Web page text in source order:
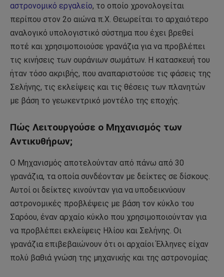
αστρονομικό εργαλείο, το οποίο χρονολογείται
περίπου στον 2ο αιώνα π.Χ. Θεωρείται το αρχαιότερο
αναλογικό υπολογιστικό σύστημα που έχει βρεθεί
ποτέ και χρησιμοποιούσε γρανάζια για να προβλέπει
τις κινήσεις των ουράνιων σωμάτων. Η κατασκευή του
ήταν τόσο ακριβής, που αναπαριστούσε τις φάσεις της
Σελήνης, τις εκλείψεις και τις θέσεις των πλανητών
με βάση το γεωκεντρικό μοντέλο της εποχής.
Πώς Λειτουργούσε ο Μηχανισμός των
Αντικυθήρων;
Ο Μηχανισμός αποτελούνταν από πάνω από 30
γρανάζια, τα οποία συνδέονταν με δείκτες σε δίσκους.
Αυτοί οι δείκτες κινούνταν για να υποδεικνύουν
αστρονομικές προβλέψεις με βάση τον κύκλο του
Σαρόου, έναν αρχαίο κύκλο που χρησιμοποιούνταν για
να προβλέπει εκλείψεις Ηλίου και Σελήνης. Οι
γρανάζια επιβεβαιώνουν ότι οι αρχαίοι Έλληνες είχαν
πολύ βαθιά γνώση της μηχανικής και της αστρονομίας.